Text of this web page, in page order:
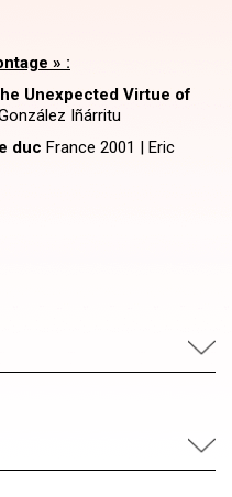
» :
Unexpected Virtue of
Iñárritu
duc France 2001 | Eric